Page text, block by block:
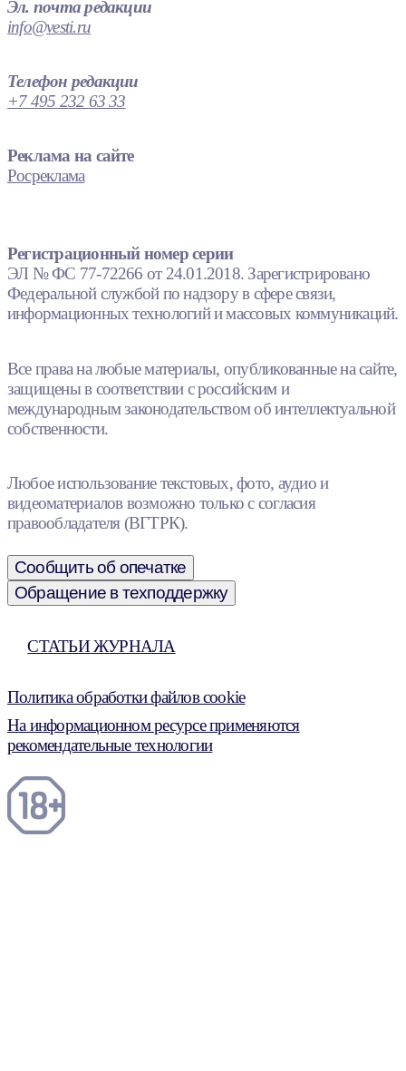
Эл. почта редакции
info@vesti.ru
Телефон редакции
+7 495 232 63 33
Реклама на сайте
Росреклама
Регистрационный номер серии
ЭЛ № ФС 77-72266 от 24.01.2018. Зарегистрировано
Федеральной службой по надзору в сфере связи,
информационных технологий и массовых коммуникаций.
Все права на любые материалы, опубликованные на сайте,
защищены в соответствии с российским и
международным законодательством об интеллектуальной
собственности.
Любое использование текстовых, фото, аудио и
видеоматериалов возможно только с согласия
правообладателя (ВГТРК).
Сообщить об опечатке
Обращение в техподдержку
СТАТЬИ ЖУРНАЛА
Политика обработки файлов cookie
На информационном ресурсе применяются
рекомендательные технологии